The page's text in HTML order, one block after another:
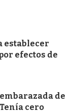
establecer
efectos de
de
cero